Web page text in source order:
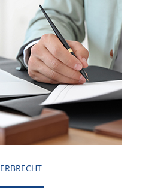
ERBRECHT